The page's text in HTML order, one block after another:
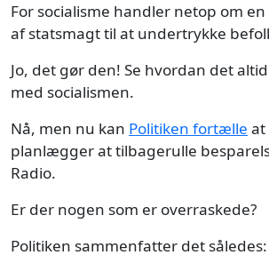
For socialisme handler netop om
af statsmagt til at undertrykke
Jo, det gør den! Se hvordan det
med socialismen.
Nå, men nu kan Politiken fortælle at
planlægger at tilbagerulle
Radio.
Er der nogen som er overraskede?
Politiken sammenfatter det således: